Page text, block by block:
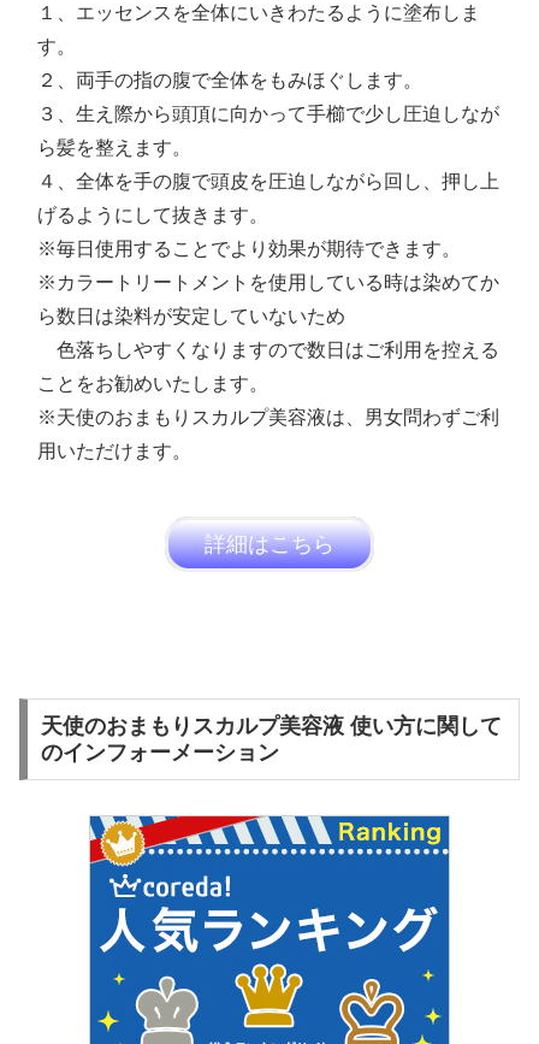
１、エッセンスを全体にいきわたるように塗布しま
す。
２、両手の指の腹で全体をもみほぐします。
３、生え際から頭頂に向かって手櫛で少し圧迫しなが
ら髪を整えます。
４、全体を手の腹で頭皮を圧迫しながら回し、押し上
げるようにして抜きます。
※毎日使用することでより効果が期待できます。
※カラートリートメントを使用している時は染めてか
ら数日は染料が安定していないため
色落ちしやすくなりますので数日はご利用を控える
ことをお勧めいたします。
※天使のおまもりスカルプ美容液は、男女問わずご利
用いただけます。
詳細はこちら
天使のおまもりスカルプ美容液 使い方に関して
のインフォーメーション